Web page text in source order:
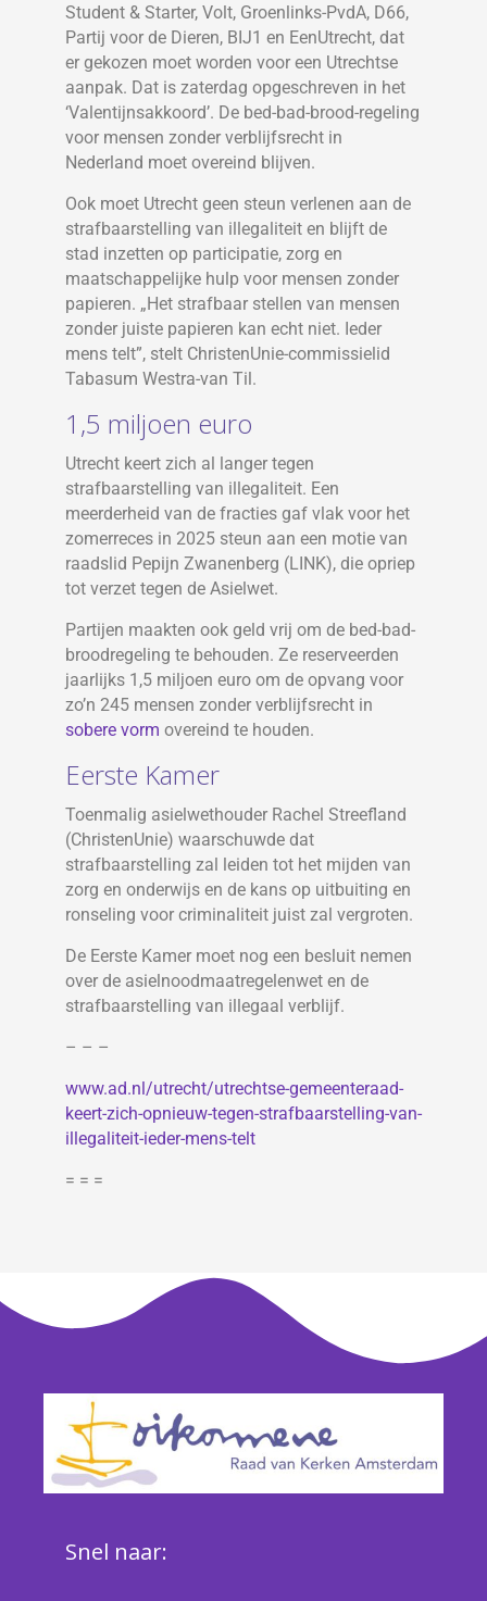
Student & Starter, Volt, Groenlinks-PvdA, D66,
Partij voor de Dieren, BIJ1 en EenUtrecht, dat
er gekozen moet worden voor een Utrechtse
aanpak. Dat is zaterdag opgeschreven in het
‘Valentijnsakkoord’. De bed-bad-brood-regeling
voor mensen zonder verblijfsrecht in
Nederland moet overeind blijven.
Ook moet Utrecht geen steun verlenen aan de
strafbaarstelling van illegaliteit en blijft de
stad inzetten op participatie, zorg en
maatschappelijke hulp voor mensen zonder
papieren. „Het strafbaar stellen van mensen
zonder juiste papieren kan echt niet. Ieder
mens telt”, stelt ChristenUnie-commissielid
Tabasum Westra-van Til.
1,5 miljoen euro
Utrecht keert zich al langer tegen
strafbaarstelling van illegaliteit. Een
meerderheid van de fracties gaf vlak voor het
zomerreces in 2025 steun aan een motie van
raadslid Pepijn Zwanenberg (LINK), die opriep
tot verzet tegen de Asielwet.
Partijen maakten ook geld vrij om de bed-bad-
broodregeling te behouden. Ze reserveerden
jaarlijks 1,5 miljoen euro om de opvang voor
zo’n 245 mensen zonder verblijfsrecht in
sobere vorm overeind te houden.
Eerste Kamer
Toenmalig asielwethouder Rachel Streefland
(ChristenUnie) waarschuwde dat
strafbaarstelling zal leiden tot het mijden van
zorg en onderwijs en de kans op uitbuiting en
ronseling voor criminaliteit juist zal vergroten.
De Eerste Kamer moet nog een besluit nemen
over de asielnoodmaatregelenwet en de
strafbaarstelling van illegaal verblijf.
– – –
www.ad.nl/utrecht/utrechtse-gemeenteraad-
keert-zich-opnieuw-tegen-strafbaarstelling-van-
illegaliteit-ieder-mens-telt
= = =
Snel naar: